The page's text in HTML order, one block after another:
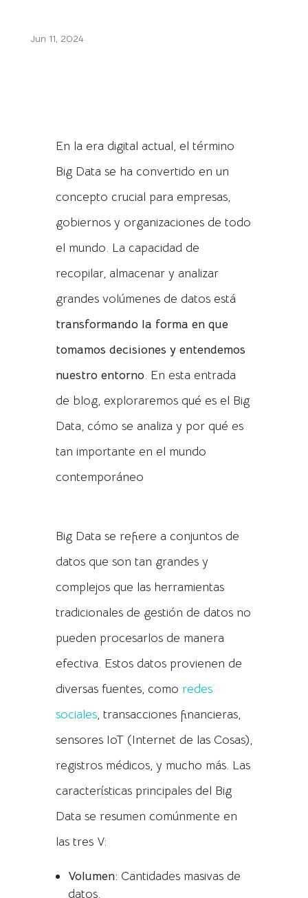
Jun 11, 2024
En la era digital actual, el término
Big Data se ha convertido en un
concepto crucial para empresas,
gobiernos y organizaciones de todo
el mundo. La capacidad de
recopilar, almacenar y analizar
grandes volúmenes de datos está
transformando la forma en que
tomamos decisiones y entendemos
nuestro entorno. En esta entrada
de blog, exploraremos qué es el Big
Data, cómo se analiza y por qué es
tan importante en el mundo
contemporáneo
Big Data se refiere a conjuntos de
datos que son tan grandes y
complejos que las herramientas
tradicionales de gestión de datos no
pueden procesarlos de manera
efectiva. Estos datos provienen de
diversas fuentes, como redes
sociales, transacciones financieras,
sensores IoT (Internet de las Cosas),
registros médicos, y mucho más. Las
características principales del Big
Data se resumen comúnmente en
las tres V:
Volumen: Cantidades masivas de
datos.